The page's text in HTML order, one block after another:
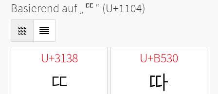
Basierend auf „ᄄ“ (U+1104)
U+3138
ㄸ
U+B530
따